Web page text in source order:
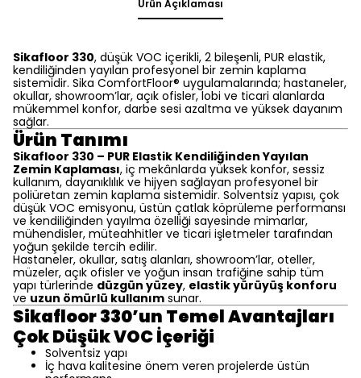
Ürün Açıklaması
Sikafloor 330, düşük VOC içerikli, 2 bileşenli, PUR elastik,
kendiliğinden yayılan profesyonel bir zemin kaplama
sistemidir. Sika ComfortFloor® uygulamalarında; hastaneler,
okullar, showroom’lar, açık ofisler, lobi ve ticari alanlarda
mükemmel konfor, darbe sesi azaltma ve yüksek dayanım
sağlar.
Ürün Tanımı
Sikafloor 330 – PUR Elastik Kendiliğinden Yayılan
Zemin Kaplaması, iç mekânlarda yüksek konfor, sessiz
kullanım, dayanıklılık ve hijyen sağlayan profesyonel bir
poliüretan zemin kaplama sistemidir. Solventsiz yapısı, çok
düşük VOC emisyonu, üstün çatlak köprüleme performansı
ve kendiliğinden yayılma özelliği sayesinde mimarlar,
mühendisler, müteahhitler ve ticari işletmeler tarafından
yoğun şekilde tercih edilir.
Hastaneler, okullar, satış alanları, showroom’lar, oteller,
müzeler, açık ofisler ve yoğun insan trafiğine sahip tüm
yapı türlerinde düzgün yüzey, elastik yürüyüş konforu
ve uzun ömürlü kullanım sunar.
Sikafloor 330’un Temel Avantajları
Çok Düşük VOC İçeriği
Solventsiz yapı
İç hava kalitesine önem veren projelerde üstün